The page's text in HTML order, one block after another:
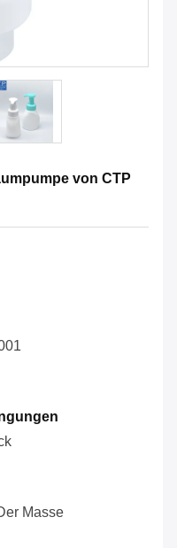
von CTP
Masse